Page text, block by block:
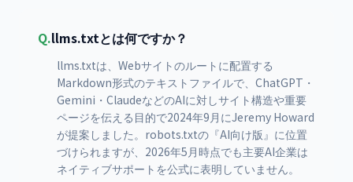
Q.llms.txtとは何ですか？
llms.txtは、Webサイトのルートに配置する
Markdown形式のテキストファイルで、ChatGPT・
Gemini・ClaudeなどのAIに対しサイト構造や重要
ページを伝える目的で2024年9月にJeremy Howard
が提案しました。robots.txtの『AI向け版』に位置
づけられますが、2026年5月時点でも主要AI企業は
ネイティブサポートを公式に表明していません。